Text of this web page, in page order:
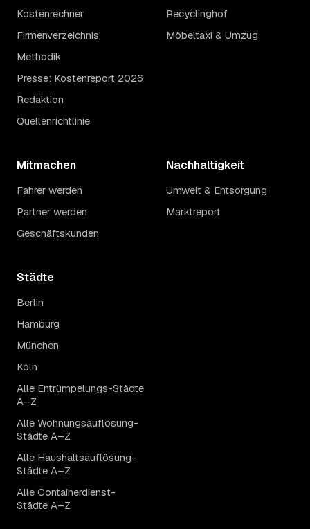
Kostenrechner
Firmenverzeichnis
Methodik
Presse: Kostenreport 2026
Redaktion
Quellenrichtlinie
Recyclinghof
Möbeltaxi & Umzug
Mitmachen
Fahrer werden
Partner werden
Geschäftskunden
Nachhaltigkeit
Umwelt & Entsorgung
Marktreport
Städte
Berlin
Hamburg
München
Köln
Alle Entrümpelungs-Städte
A–Z
Alle Wohnungsauflösung-
Städte A–Z
Alle Haushaltsauflösung-
Städte A–Z
Alle Containerdienst-
Städte A–Z